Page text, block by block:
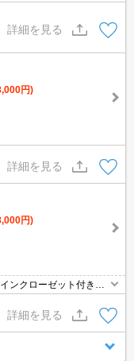
ます☆ご希望の物件の
内覧いただくサービス
す☆詳しくは「エイブ
－２６０にお気軽にお
詳細を見る
円)
詳細を見る
円)
ンクローゼット付き。I
屋。オートロック。宅
室換気乾燥式。人気の
詳細を見る